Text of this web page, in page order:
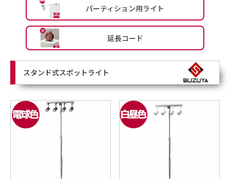
パーティション用ライト
延長コード
スタンド式スポットライト